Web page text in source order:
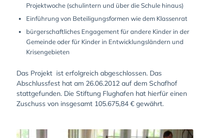
Projektwoche (schulintern und über die Schule hinaus)
Einführung von Beteiligungsformen wie dem Klassenrat
bürgerschaftliches Engagement für andere Kinder in der
Gemeinde oder für Kinder in Entwicklungsländern und
Krisengebieten
Das Projekt ist erfolgreich abgeschlossen. Das
Abschlussfest hat am 26.06.2012 auf dem Schafhof
stattgefunden. Die Stiftung Flughafen hat hierfür einen
Zuschuss von insgesamt 105.675,84 € gewährt.